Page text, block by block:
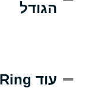
Acid
הגודל
עוד O-Ring אורינגים מאותו החומר